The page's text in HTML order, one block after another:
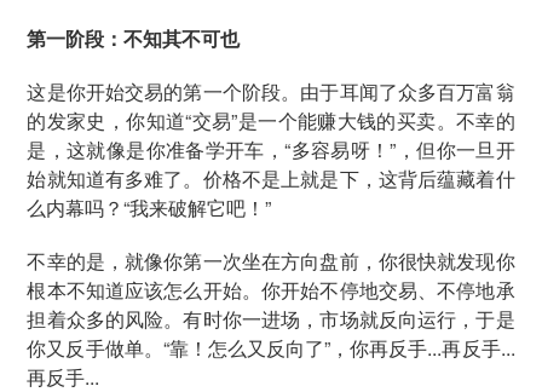
第一阶段：不知其不可也
这是你开始交易的第一个阶段。由于耳闻了众多百万富翁
的发家史，你知道“交易”是一个能赚大钱的买卖。不幸的
是，这就像是你准备学开车，“多容易呀！”，但你一旦开
始就知道有多难了。价格不是上就是下，这背后蕴藏着什
么内幕吗？“我来破解它吧！”
不幸的是，就像你第一次坐在方向盘前，你很快就发现你
根本不知道应该怎么开始。你开始不停地交易、不停地承
担着众多的风险。有时你一进场，市场就反向运行，于是
你又反手做单。“靠！怎么又反向了”，你再反手...再反手...
再反手...